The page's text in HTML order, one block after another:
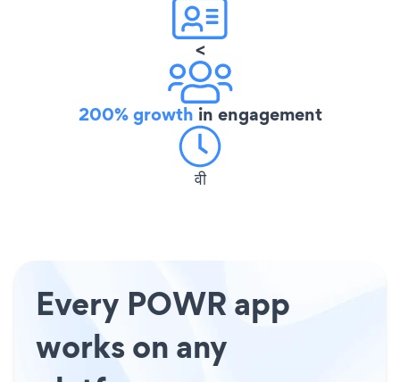
<
200% growth in engagement
वी
Every POWR app
works on any